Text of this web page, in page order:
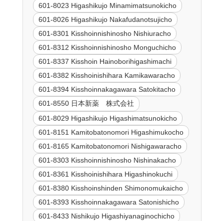
601-8023 Higashikujo Minamimatsunokicho
601-8026 Higashikujo Nakafudanotsujicho
601-8301 Kisshoinnishinosho Nishiuracho
601-8312 Kisshoinnishinosho Monguchicho
601-8337 Kisshoin Hainoborihigashimachi
601-8382 Kisshoinishihara Kamikawaracho
601-8394 Kisshoinnakagawara Satokitacho
601-8550 日本新薬 株式会社
601-8029 Higashikujo Higashimatsunokicho
601-8151 Kamitobatonomori Higashimukocho
601-8165 Kamitobatonomori Nishigawaracho
601-8303 Kisshoinnishinosho Nishinakacho
601-8361 Kisshoinishihara Higashinokuchi
601-8380 Kisshoinshinden Shimonomukaicho
601-8393 Kisshoinnakagawara Satonishicho
601-8433 Nishikujo Higashiyanaginochicho